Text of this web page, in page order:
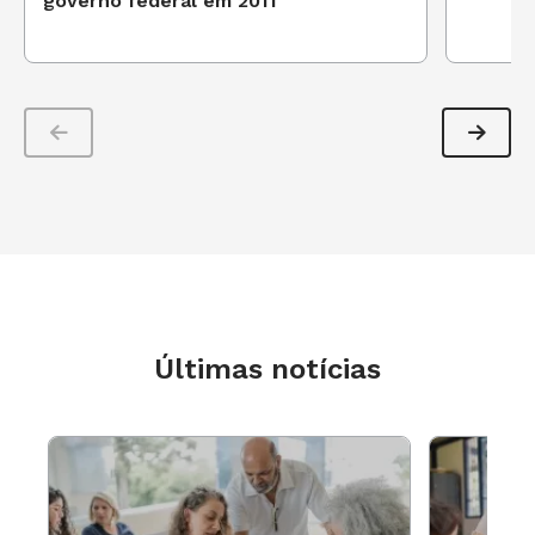
PESQUISE PLANOS DE AULA DE MATEMÁTICA
plano de aula a distância, o educador pode
sugerir que os alunos verifiquem essas
para resolverem situações-problema. “Nesse
caso, a discussão sobre a porcentagem de sódio
Últimas notícias